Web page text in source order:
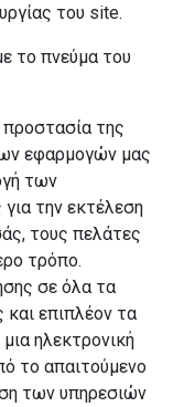
του site.
το πνεύμα του
της
εφαρμογών μας
των
την εκτέλεση
τους πελάτες
τρόπο.
σε όλα τα
επιπλέον τα
ηλεκτρονική
το απαιτούμενο
των υπηρεσιών